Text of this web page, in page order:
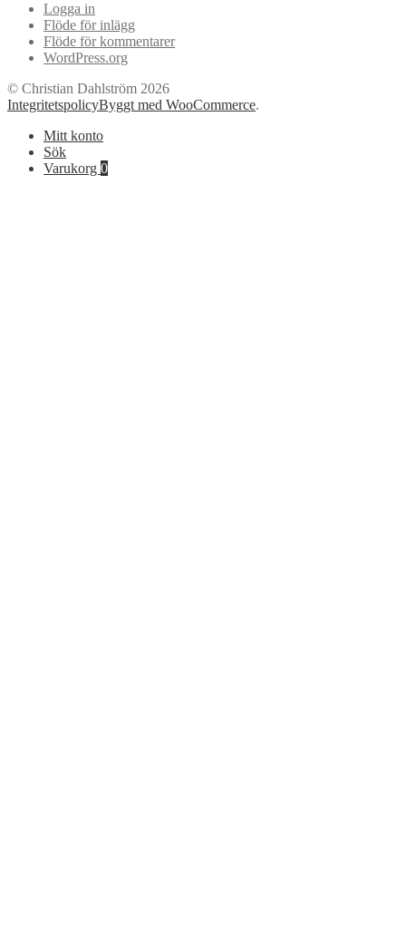
Logga in
Flöde för inlägg
Flöde för kommentarer
WordPress.org
© Christian Dahlström 2026
IntegritetspolicyByggt med WooCommerce.
Mitt konto
Sök
Varukorg 0